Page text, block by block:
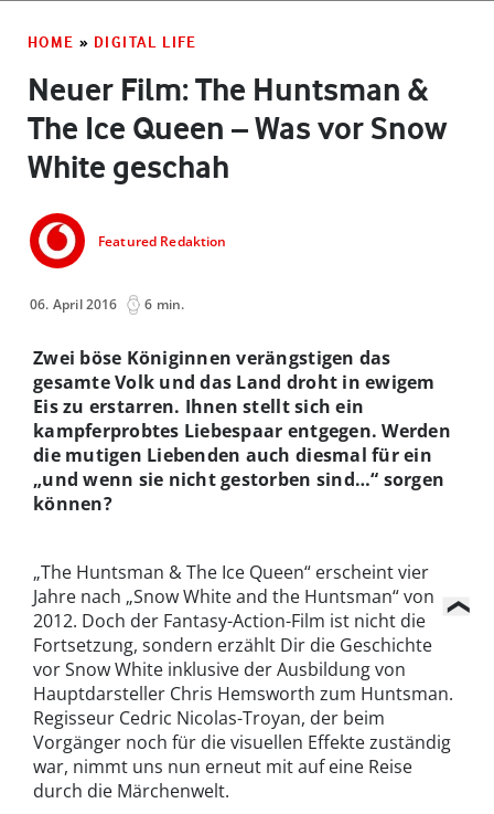
HOME » DIGITAL LIFE
Neuer Film: The Huntsman &
The Ice Queen – Was vor Snow
White geschah
Featured Redaktion
06. April 2016 6 min.
Zwei böse Königinnen verängstigen das
gesamte Volk und das Land droht in ewigem
Eis zu erstarren. Ihnen stellt sich ein
kampferprobtes Liebespaar entgegen. Werden
die mutigen Liebenden auch diesmal für ein
„und wenn sie nicht gestorben sind…“ sorgen
können?
„The Huntsman & The Ice Queen“ erscheint vier
Jahre nach „Snow White and the Huntsman“ von
2012. Doch der Fantasy-Action-Film ist nicht die
Fortsetzung, sondern erzählt Dir die Geschichte
vor Snow White inklusive der Ausbildung von
Hauptdarsteller Chris Hemsworth zum Huntsman.
Regisseur Cedric Nicolas-Troyan, der beim
Vorgänger noch für die visuellen Effekte zuständig
war, nimmt uns nun erneut mit auf eine Reise
durch die Märchenwelt.